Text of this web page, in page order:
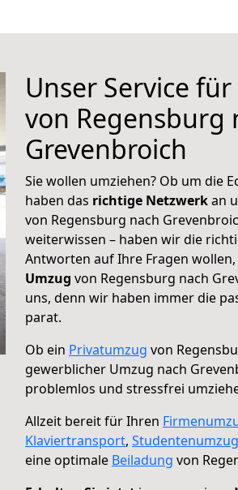
Unser Service
von Regensburg
Grevenbroich
Sie wollen umziehen? Ob um die
haben das richtige Netzwerkan
von Regensburg nach
weiterwissen – haben wir die
Antworten auf Ihre Fragen wollen,
Umzug von Regensburg nach
uns, denn wir haben immer die
parat.
Ob ein Privatumzug von
gewerblicher Umzug nach
problemlos und stressfrei
Allzeit bereit für Ihren
Klaviertransport, Studentenumzug
eine optimale Beiladung von